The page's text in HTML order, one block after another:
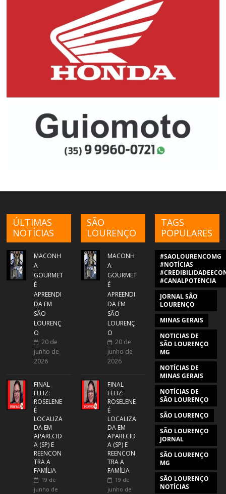
ÚLTIMAS
NOTÍCIAS
MACONH
A
GOURMET
É
APREENDI
DA EM
SÃO
LOURENÇ
O
20 de
junho de
2026
FINAL
FELIZ:
ROSELENE
É
LOCALIZA
DA EM
APARECID
A (SP) E
REENCON
TRA A
FAMÍLIA
19 de
junho de
SÃO
LOURENÇO
MACONH
A
GOURMET
É
APREENDI
DA EM
SÃO
LOURENÇ
O
20 de
junho de
2026
FINAL
FELIZ:
ROSELENE
É
LOCALIZA
DA EM
APARECID
A (SP) E
REENCON
TRA A
FAMÍLIA
19 de
junho de
TAGS
POPULARES
#SAOLOURENCOMG
#NOTÍCIAS
#CANALPOTENCIA
JORNAL SÃO
LOURENÇO
MINAS GERAIS
NOTICIAS DE
SÃO LOURENÇO
MG
NOTÍCIAS DE
MINAS GERAIS
NOTÍCIAS DE
SÃO LOURENÇO
SÃO LOURENÇO
SÃO LOURENÇO
JORNAL
SÃO LOURENÇO
MG
SÃO LOURENÇO
NOTÍCIAS